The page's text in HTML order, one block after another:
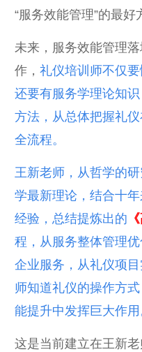
“服务效能管理”的最好
未来，服务效能管理
作， 礼仪培训师不仅
还要有服务学理论知
方法，从总体把握礼
全流程。
王新老师，从哲学的
学最新理论，结合十
经验，总结提炼出的
程，从服务整体管理
企业服务，从礼仪项
师知道礼仪的操作方
能提升中发挥巨大作用
这是当前建立在王新